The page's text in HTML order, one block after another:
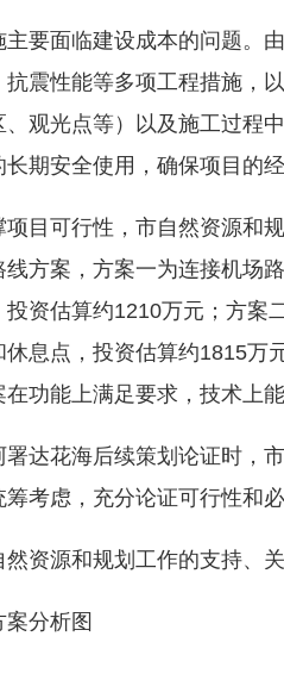
面临建设成本的问题。由
震性能等多项工程措施，
、观光点等）以及施工过
期安全使用，确保项目的
可行性，市自然资源和规
方案，方案一为连接机场
资估算约1210万元；方案
息点，投资估算约1815万
在功能上满足要求，技术上
花海后续策划论证时，市
考虑，充分论证可行性和
源和规划工作的支持、关
分析图